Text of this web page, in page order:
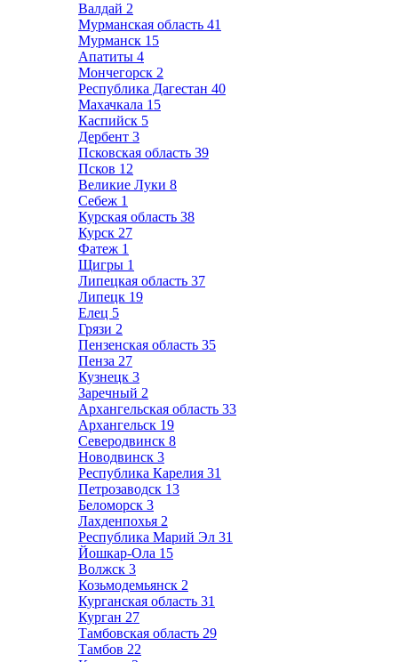
Валдай 2
Мурманская область 41
Мурманск 15
Апатиты 4
Мончегорск 2
Республика Дагестан 40
Махачкала 15
Каспийск 5
Дербент 3
Псковская область 39
Псков 12
Великие Луки 8
Себеж 1
Курская область 38
Курск 27
Фатеж 1
Щигры 1
Липецкая область 37
Липецк 19
Елец 5
Грязи 2
Пензенская область 35
Пенза 27
Кузнецк 3
Заречный 2
Архангельская область 33
Архангельск 19
Северодвинск 8
Новодвинск 3
Республика Карелия 31
Петрозаводск 13
Беломорск 3
Лахденпохья 2
Республика Марий Эл 31
Йошкар-Ола 15
Волжск 3
Козьмодемьянск 2
Курганская область 31
Курган 27
Тамбовская область 29
Тамбов 22